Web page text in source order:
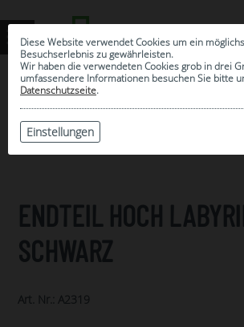
Diese Website verwendet Cookies um ein
Besuchserlebnis zu gewährleisten.
Wir haben die verwendeten Cookies grob in drei
umfassendere Informationen besuchen Sie bitte
Datenschutzseite.
Einstellungen
ARCHIV
ENDTEIL HOCH
SCHWARZ
Art. Nr.: A2319